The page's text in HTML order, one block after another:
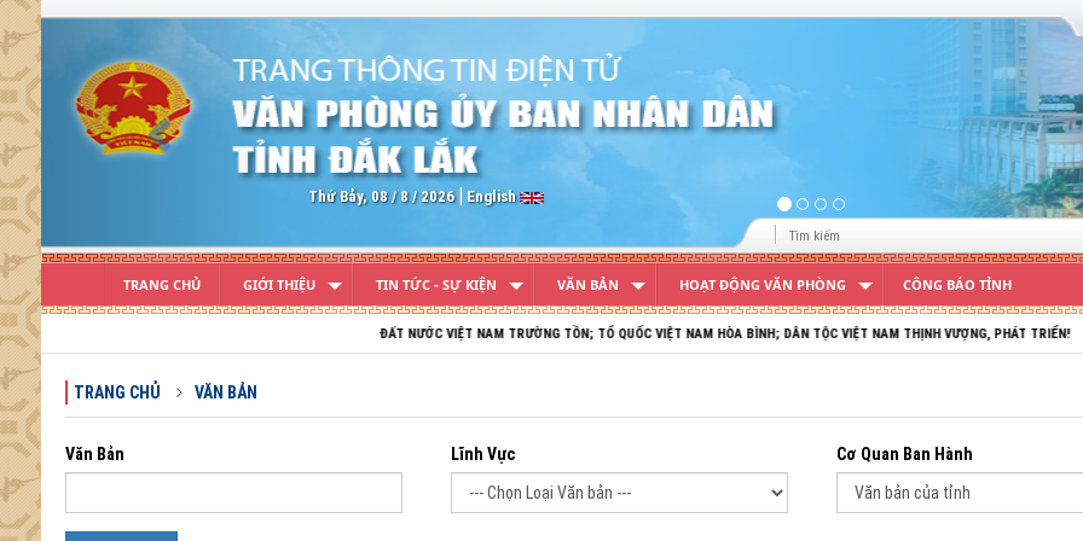
Previous
Thứ Bảy, 08 / 8 / 2026 English
TRANG CHỦ GIỚI THIỆU TIN TỨC - SỰ KIỆN VĂN BẢN HOẠT ĐỘNG VĂN PHÒNG CÔNG BÁO TỈNH
ĐẤT NƯỚC VIỆT NAM TRƯỜNG TỒN; TỔ QUỐC VIỆT NAM HÒA BÌNH; DÂN TỘC VIỆT NAM THỊNH VƯỢNG, PHÁT TRIỂN!
TRANG CHỦ VĂN BẢN
Văn Bản Lĩnh Vực Cơ Quan Ban Hành